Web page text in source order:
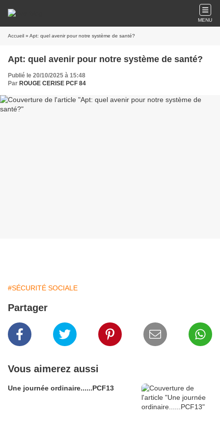
MENU
Accueil » Apt: quel avenir pour notre système de santé?
Apt: quel avenir pour notre système de santé?
Publié le 20/10/2025 à 15:48
Par ROUGE CERISE PCF 84
#SÉCURITÉ SOCIALE
Partager
Vous aimerez aussi
Une journée ordinaire......PCF13